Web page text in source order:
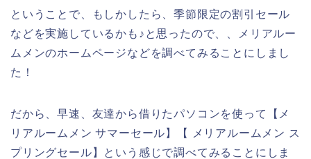
ということで、もしかしたら、季節限定の割引セール
などを実施しているかも♪と思ったので、、メリアルー
ムメンのホームページなどを調べてみることにしまし
た！
だから、早速、友達から借りたパソコンを使って【メ
リアルームメン サマーセール】【 メリアルームメン ス
プリングセール】という感じで調べてみることにしま